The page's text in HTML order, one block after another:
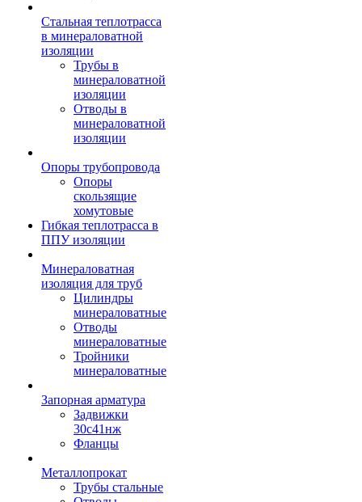
Стальная теплотрасса
в минераловатной
изоляции
Трубы в
минераловатной
изоляции
Отводы в
минераловатной
изоляции
Опоры трубопровода
Опоры
скользящие
хомутовые
Гибкая теплотрасса в
ППУ изоляции
Минераловатная
изоляция для труб
Цилиндры
минераловатные
Отводы
минераловатные
Тройники
минераловатные
Запорная арматура
Задвижки
30с41нж
Фланцы
Металлопрокат
Трубы стальные